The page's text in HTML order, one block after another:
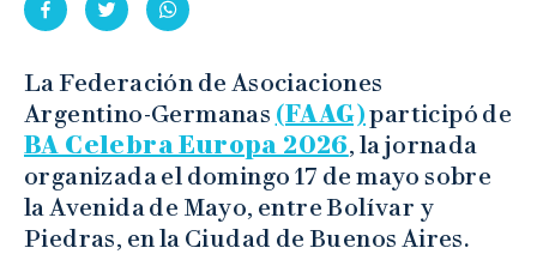
La Federación de Asociaciones
Argentino-Germanas (FAAG)participó de
BA Celebra Europa 2026, la jornada
organizada el domingo 17 de mayo sobre
la Avenida de Mayo, entre Bolívar y
Piedras, en la Ciudad de Buenos Aires.